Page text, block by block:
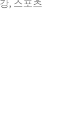
, 스포츠